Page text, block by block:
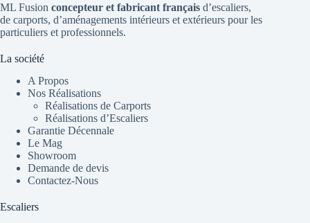
ML Fusion concepteur et fabricant français d’escaliers,
de carports, d’aménagements intérieurs et extérieurs pour les
particuliers et professionnels.
La société
A Propos
Nos Réalisations
Réalisations de Carports
Réalisations d’Escaliers
Garantie Décennale
Le Mag
Showroom
Demande de devis
Contactez-Nous
Escaliers